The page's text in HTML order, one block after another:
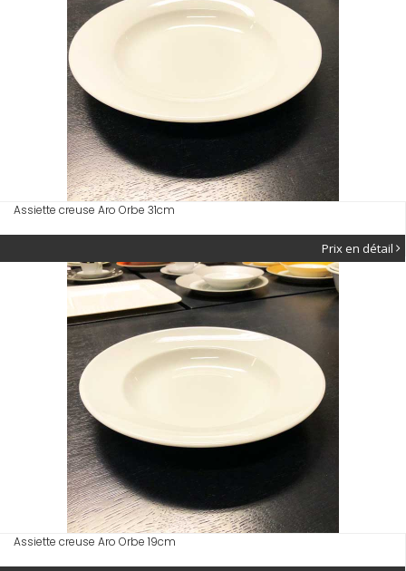
Assiette creuse Aro Orbe 31cm
Prix en détail
Assiette creuse Aro Orbe 19cm